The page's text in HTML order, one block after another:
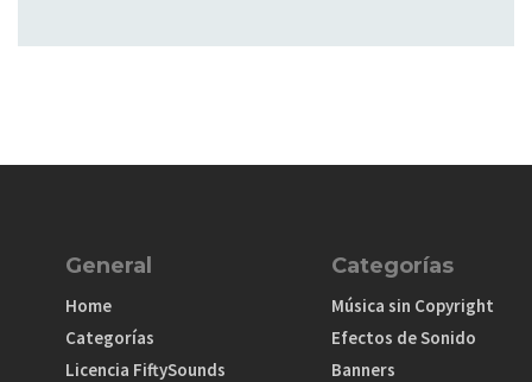
General
Home
Categorías
Licencia FiftySounds
Categorías
Música sin Copyright
Efectos de Sonido
Banners